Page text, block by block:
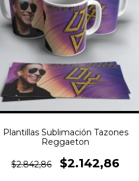
Plantillas Sublimación Tazones
Reggaeton
$2.842,86 $2.142,86